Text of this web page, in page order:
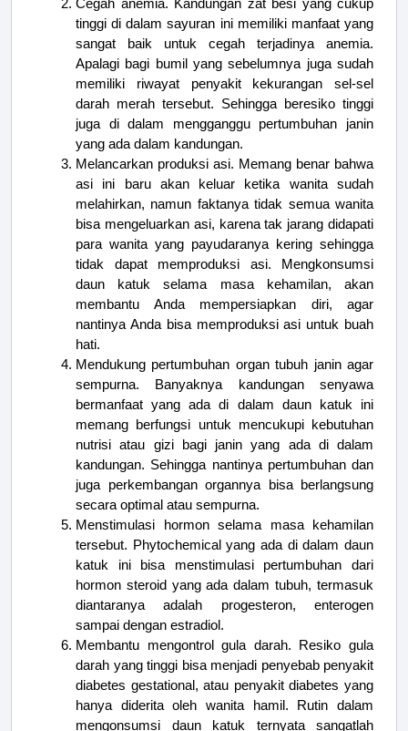
Cegah anemia. Kandungan zat besi yang cukup
tinggi di dalam sayuran ini memiliki manfaat yang
sangat baik untuk cegah terjadinya anemia.
Apalagi bagi bumil yang sebelumnya juga sudah
memiliki riwayat penyakit kekurangan sel-sel
darah merah tersebut. Sehingga beresiko tinggi
juga di dalam mengganggu pertumbuhan janin
yang ada dalam kandungan.
Melancarkan produksi asi. Memang benar bahwa
asi ini baru akan keluar ketika wanita sudah
melahirkan, namun faktanya tidak semua wanita
bisa mengeluarkan asi, karena tak jarang didapati
para wanita yang payudaranya kering sehingga
tidak dapat memproduksi asi. Mengkonsumsi
daun katuk selama masa kehamilan, akan
membantu Anda mempersiapkan diri, agar
nantinya Anda bisa memproduksi asi untuk buah
hati.
Mendukung pertumbuhan organ tubuh janin agar
sempurna. Banyaknya kandungan senyawa
bermanfaat yang ada di dalam daun katuk ini
memang berfungsi untuk mencukupi kebutuhan
nutrisi atau gizi bagi janin yang ada di dalam
kandungan. Sehingga nantinya pertumbuhan dan
juga perkembangan organnya bisa berlangsung
secara optimal atau sempurna.
Menstimulasi hormon selama masa kehamilan
tersebut. Phytochemical yang ada di dalam daun
katuk ini bisa menstimulasi pertumbuhan dari
hormon steroid yang ada dalam tubuh, termasuk
diantaranya adalah progesteron, enterogen
sampai dengan estradiol.
Membantu mengontrol gula darah. Resiko gula
darah yang tinggi bisa menjadi penyebab penyakit
diabetes gestational, atau penyakit diabetes yang
hanya diderita oleh wanita hamil. Rutin dalam
mengonsumsi daun katuk ternyata sangatlah